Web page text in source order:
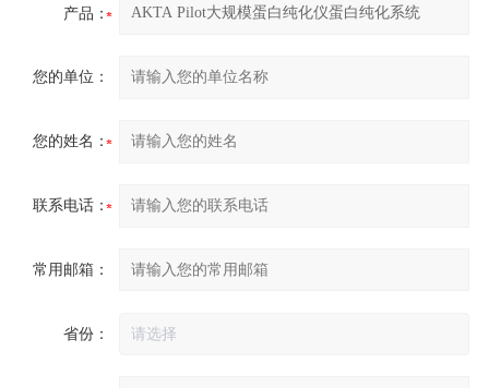
产品：
您的单位：
您的姓名：
联系电话：
常用邮箱：
省份：